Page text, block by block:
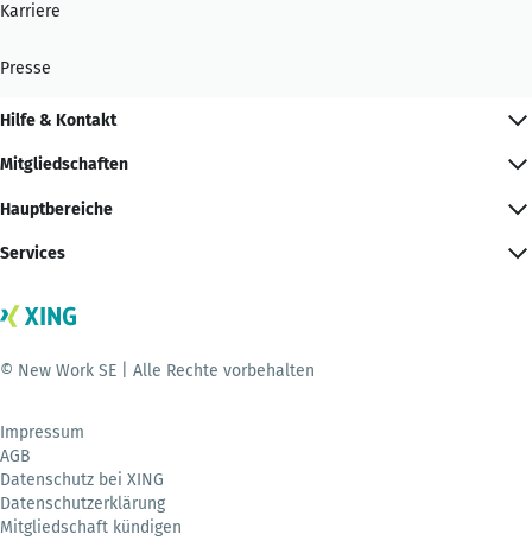
Karriere
Presse
Hilfe & Kontakt
Mitgliedschaften
Hauptbereiche
Services
© New Work SE | Alle Rechte vorbehalten
Impressum
AGB
Datenschutz bei XING
Datenschutzerklärung
Mitgliedschaft kündigen